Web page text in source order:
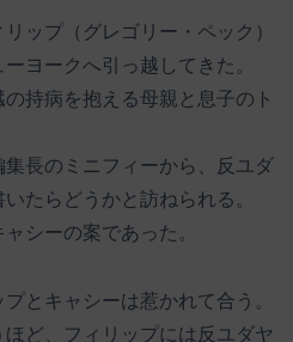
ップ（グレゴリー・ペック）
ヨークへ引っ越してきた。
持病を抱える母親と息子のト
長のミニフィーから、反ユダ
たらどうかと訪ねられる。
シーの案であった。
とキャシーは惹かれて合う。
ど、フィリップには反ユダヤ